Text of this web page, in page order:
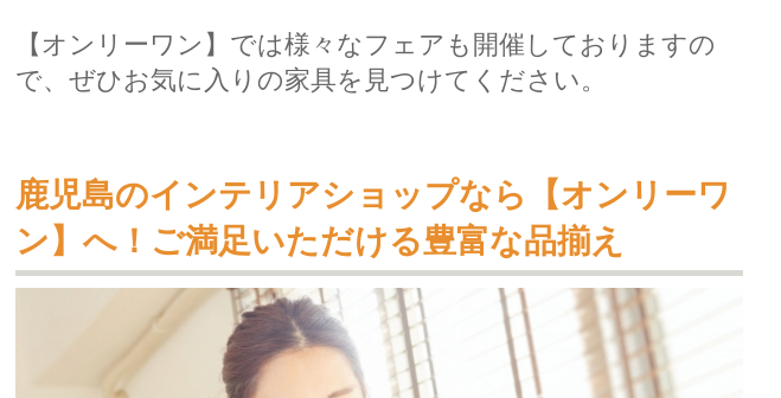
【オンリーワン】では様々なフェアも開催しておりますの
で、ぜひお気に入りの家具を見つけてください。
鹿児島のインテリアショップなら【オンリーワ
ン】へ！ご満足いただける豊富な品揃え